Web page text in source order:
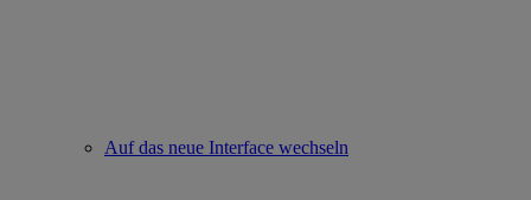
Auf das neue Interface wechseln